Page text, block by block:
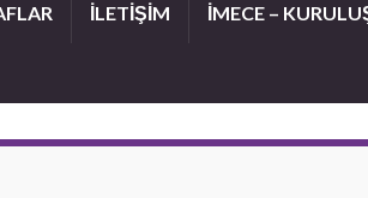
İLETİŞİM İMECE –